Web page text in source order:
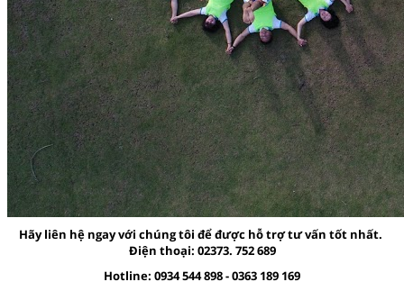
Hãy liên hệ ngay với chúng tôi để được hỗ trợ tư vấn tốt nhất.
Điện thoại: 02373. 752 689
Hotline: 0934 544 898 - 0363 189 169